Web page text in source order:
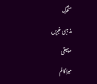
متحرك
مذہبی خبریں
موسيقى
میرا کالم